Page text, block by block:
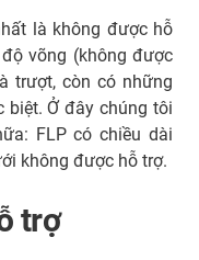
là không được hỗ
võng (không được
trượt, còn có những
biệt. Ở đây chúng tôi
FLP có chiều dài
không được hỗ trợ.
trợ